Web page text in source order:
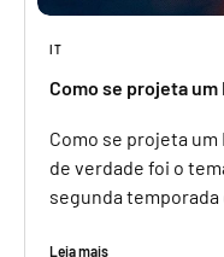
IT
Como se projeta
Como se projeta
de verdade foi o
segunda
Leia mais